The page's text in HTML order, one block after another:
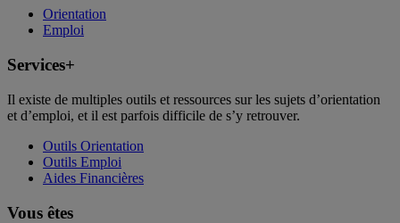
Orientation
Emploi
Services+
Il existe de multiples outils et ressources sur les sujets d’orientation
et d’emploi, et il est parfois difficile de s’y retrouver.
Outils Orientation
Outils Emploi
Aides Financières
Vous êtes